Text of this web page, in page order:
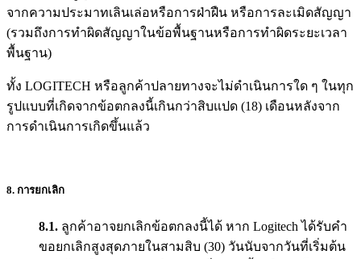
จากความประมาทเลินเล่อหรือการฝ่าฝืน หรือการละเมิดสัญญา
(รวมถึงการทำผิดสัญญาในข้อพื้นฐานหรือการทำผิดระยะเวลา
พื้นฐาน)
ทั้ง LOGITECH หรือลูกค้าปลายทางจะไม่ดำเนินการใด ๆ ในทุก
รูปแบบที่เกิดจากข้อตกลงนี้เกินกว่าสิบแปด (18) เดือนหลังจาก
การดำเนินการเกิดขึ้นแล้ว
8. การยกเลิก
8.1. ลูกค้าอาจยกเลิกข้อตกลงนี้ได้ หาก Logitech ได้รับคำ
ขอยกเลิกสูงสุดภายในสามสิบ (30) วันนับจากวันที่เริ่มต้น